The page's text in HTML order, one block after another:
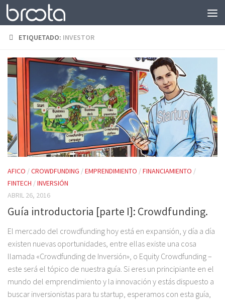
Saltar al contenido
ETIQUETADO: INVESTOR
AFICO /CROWDFUNDING /EMPRENDIMIENTO /FINANCIAMIENTO /
FINTECH /INVERSIÓN
ABRIL 26, 2016
Guía introductoria [parte I]: Crowdfunding.
El mercado del crowdfunding hoy está en expansión, y día a día
existen nuevas oportunidades, entre ellas existe una cosa
llamada «Crowdfunding de Inversión», o Equity Crowdfunding –
este será el tópico de nuestra guía. Si eres un principiante en el
mundo del emprendimiento y la innovación y estás dispuesto a
buscar inversionistas para tu startup, esperamos con esta guía,